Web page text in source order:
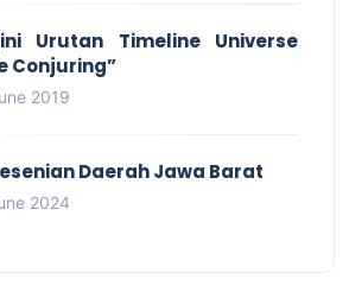
Urutan Timeline Universe
Conjuring”
2019
Daerah Jawa Barat
2024